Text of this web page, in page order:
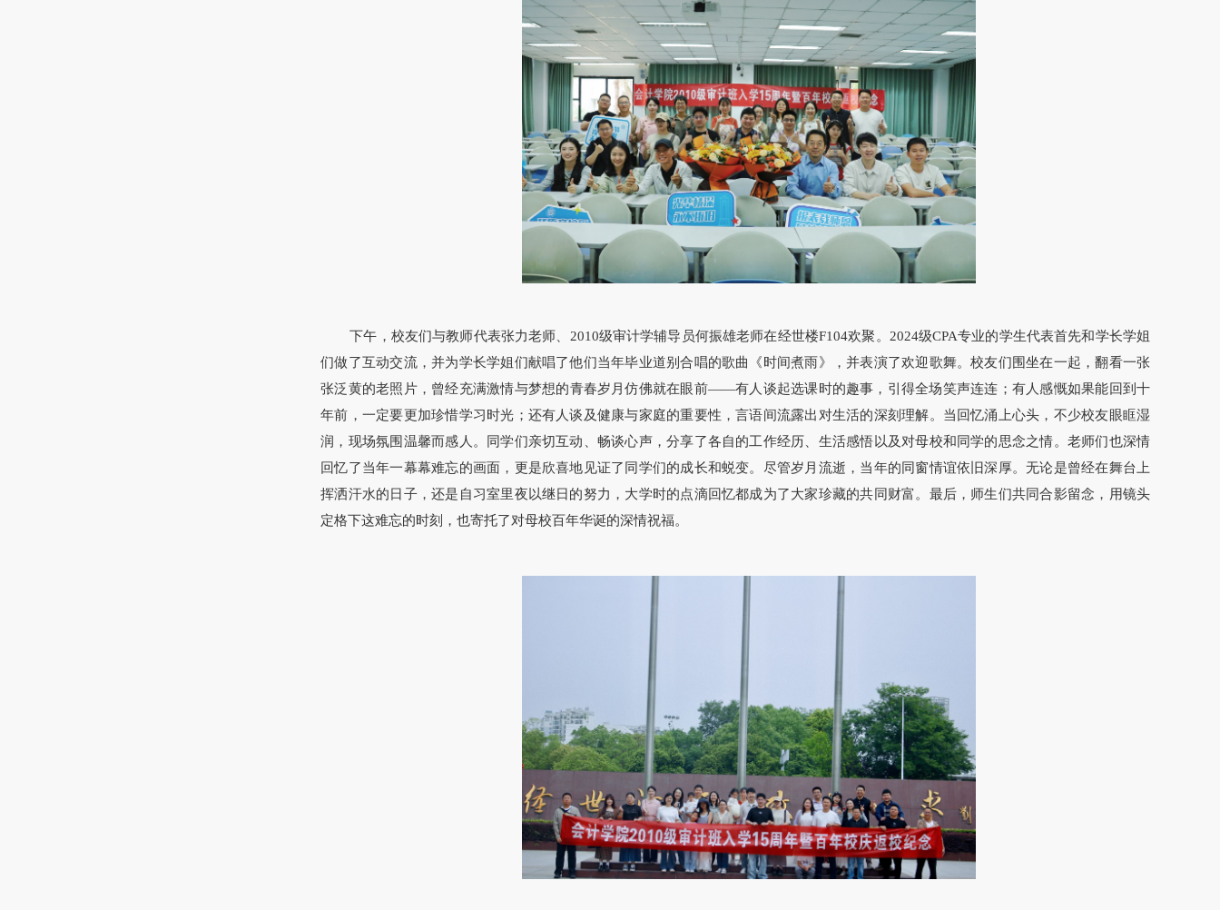
下午，校友们与教师代表张力老师、 2010级审计学辅导员何振雄老师在经世楼F104欢聚。2024级CPA专业的学生代表首先和学长学姐
们做了互动交流，并为学长学姐们献唱了他们当年毕业道别合唱的歌曲《时间煮雨》，并表演了欢迎歌舞。校友们围坐在一起，翻看一张
张泛黄的老照片，曾经充满激情与梦想的青春岁月仿佛就在眼前——有人谈起选课时的趣事，引得全场笑声连连；有人感慨如果能回到十
年前，一定要更加珍惜学习时光；还有人谈及健康与家庭的重要性，言语间流露出对生活的深刻理解。当回忆涌上心头，不少校友眼眶湿
润，现场氛围温馨而感人。同学们亲切互动、畅谈心声，分享了各自的工作经历、生活感悟以及对母校和同学的思念之情。老师们也深情
回忆了当年一幕幕难忘的画面，更是欣喜地见证了同学们的成长和蜕变。尽管岁月流逝，当年的同窗情谊依旧深厚。无论是曾经在舞台上
挥洒汗水的日子，还是自习室里夜以继日的努力，大学时的点滴回忆都成为了大家珍藏的共同财富。最后，师生们共同合影留念，用镜头
定格下这难忘的时刻，也寄托了对母校百年华诞的深情祝福。